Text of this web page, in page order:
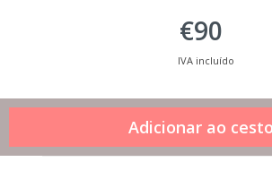
€90
IVA incluído